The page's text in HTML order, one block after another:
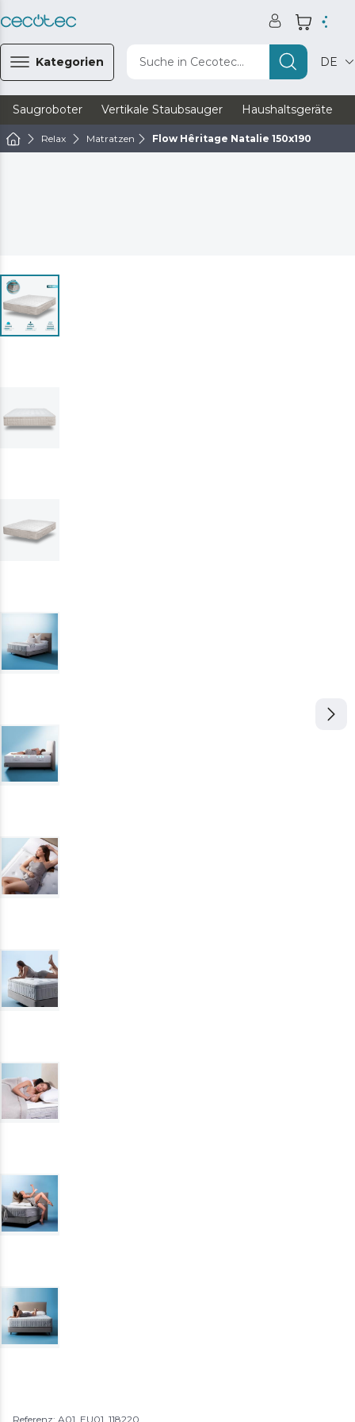
Kategorien Suche in Cecotec... DE
Saugroboter Vertikale Staubsauger Haushaltsgeräte
Relax Matratzen Flow Hêritage Natalie 150x190
Referenz: A01_EU01_118220